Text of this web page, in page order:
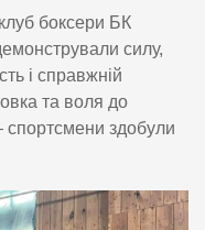
боксери БК
силу,
і справжній
та воля до
спортсмени здобули